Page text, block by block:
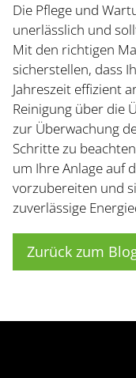
Die Pflege und
unerlässlich und
Mit den richtigen
sicherstellen, dass
Jahreszeit effizient
Reinigung über die
zur Überwachung
Schritte zu
um Ihre Anlage auf
vorzubereiten und
zuverlässige
Zurück zum